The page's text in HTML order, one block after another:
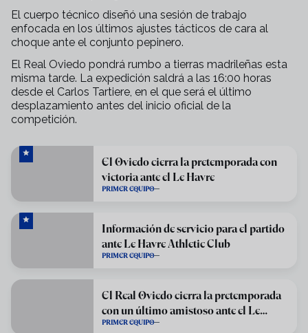
El cuerpo técnico diseñó una sesión de trabajo
enfocada en los últimos ajustes tácticos de cara al
choque ante el conjunto pepinero.
El Real Oviedo pondrá rumbo a tierras madrileñas esta
misma tarde. La expedición saldrá a las 16:00 horas
desde el Carlos Tartiere, en el que será el último
desplazamiento antes del inicio oficial de la
competición.
El Oviedo cierra la pretemporada con
victoria ante el Le Havre
PRIMER EQUIPO
Información de servicio para el partido
ante Le Havre Athletic Club
PRIMER EQUIPO
El Real Oviedo cierra la pretemporada
con un último amistoso ante el Le
Havre
PRIMER EQUIPO